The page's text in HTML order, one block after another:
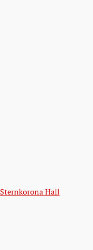
Sternkorona Hall